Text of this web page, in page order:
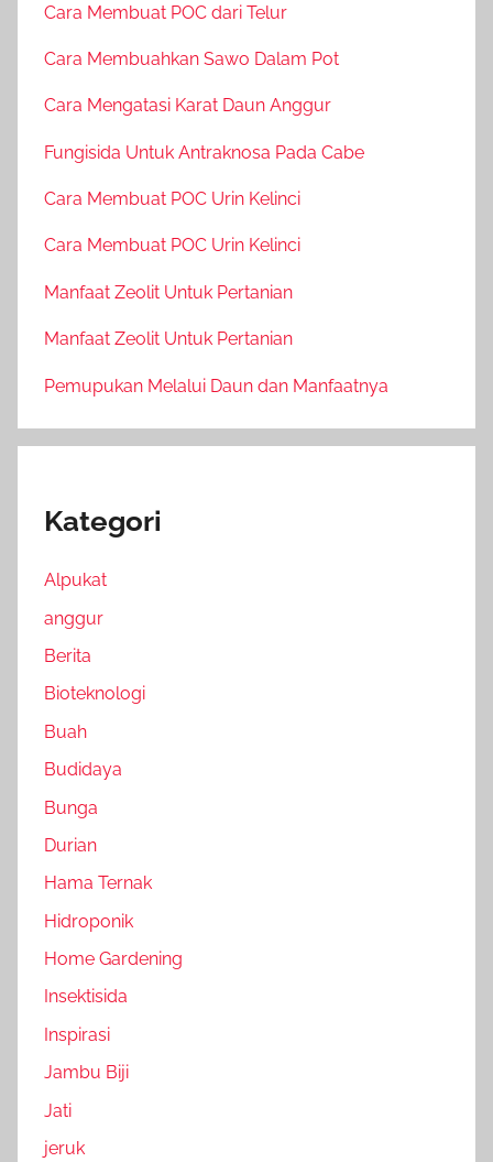
Cara Membuat POC dari Telur
Cara Membuahkan Sawo Dalam Pot
Cara Mengatasi Karat Daun Anggur
Fungisida Untuk Antraknosa Pada Cabe
Cara Membuat POC Urin Kelinci
Cara Membuat POC Urin Kelinci
Manfaat Zeolit Untuk Pertanian
Manfaat Zeolit Untuk Pertanian
Pemupukan Melalui Daun dan Manfaatnya
Kategori
Alpukat
anggur
Berita
Bioteknologi
Buah
Budidaya
Bunga
Durian
Hama Ternak
Hidroponik
Home Gardening
Insektisida
Inspirasi
Jambu Biji
Jati
jeruk